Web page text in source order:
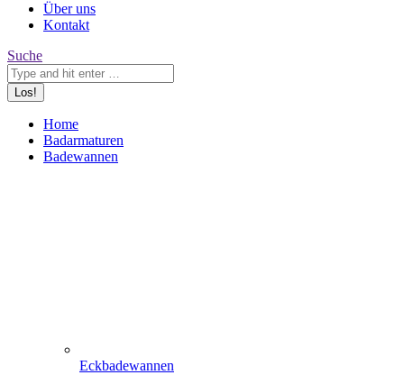
Über uns
Kontakt
Search:
Suche
Home
Badarmaturen
Badewannen
Eckbadewannen